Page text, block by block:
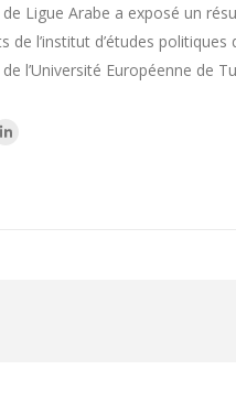
Ligue Arabe a exposé un
l’institut d’études
l’Université Européenne de